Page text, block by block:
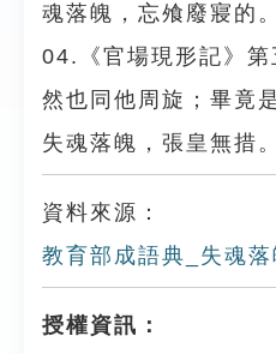
魂落魄，忘飧廢寢的。
04.《官場現形記》
然也同他周旋；畢竟
失魂落魄，張皇無措。
資料來源：
教育部成語典_失魂落
授權資訊：